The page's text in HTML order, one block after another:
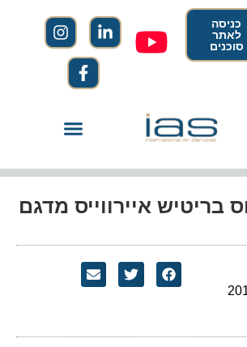
כניסה
לאתר
סוכנים
בריטיש איירווייס מדגם